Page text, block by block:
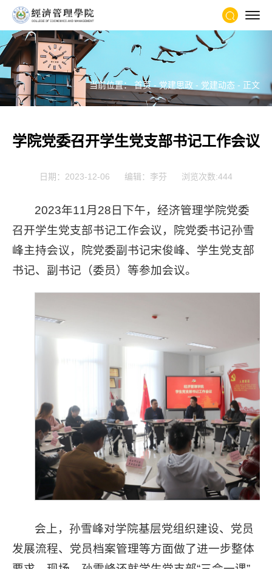
当前位置：首页- 党建思政 - 党建动态 - 正文
学院党委召开学生党支部书记工作会议
日期：2023-12-06 编辑：李芬 浏览次数:444
2023年11月28日下午，经济管理学院党委
召开学生党支部书记工作会议，院党委书记孙雪
峰主持会议，院党委副书记宋俊峰、学生党支部
书记、副书记（委员）等参加会议。
会上，孙雪峰对学院基层党组织建设、党员
发展流程、党员档案管理等方面做了进一步整体